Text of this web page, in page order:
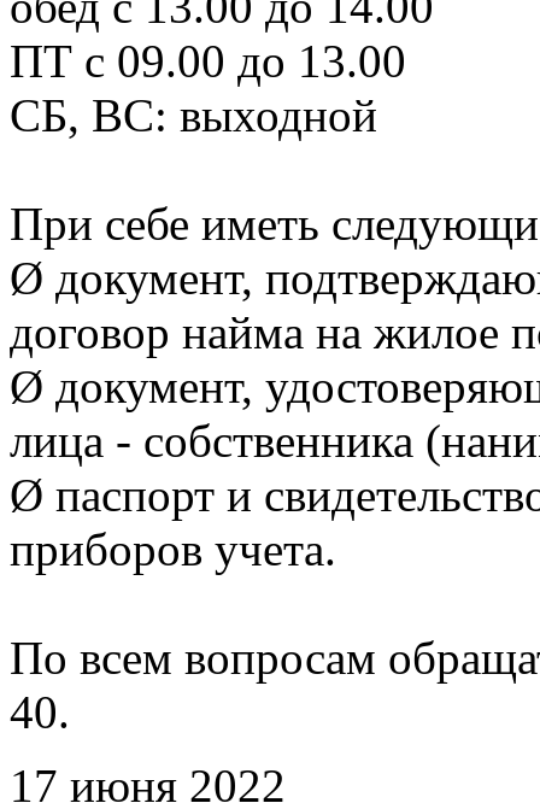
ПТ с 09.00 до 13.00
СБ, ВС: выходной
При себе иметь
Ø документ,
договор найма на жилое
Ø документ,
лица - собственника
Ø паспорт и
приборов учета.
По всем вопросам
40.
17 июня 2022